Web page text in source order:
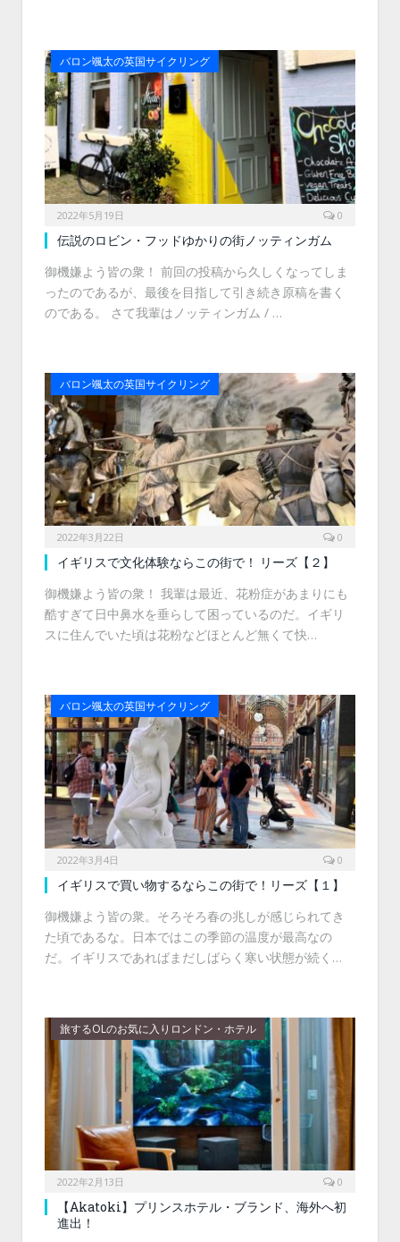
バロン颯太の英国サイクリング
2022年5月19日 0
伝説のロビン・フッドゆかりの街ノッティンガム
御機嫌よう皆の衆！ 前回の投稿から久しくなってしま
ったのであるが、最後を目指して引き続き原稿を書く
のである。 さて我輩はノッティンガム / …
バロン颯太の英国サイクリング
2022年3月22日 0
イギリスで文化体験ならこの街で！ リーズ【２】
御機嫌よう皆の衆！ 我輩は最近、花粉症があまりにも
酷すぎて日中鼻水を垂らして困っているのだ。イギリ
スに住んでいた頃は花粉などほとんど無くて快…
バロン颯太の英国サイクリング
2022年3月4日 0
イギリスで買い物するならこの街で！リーズ【１】
御機嫌よう皆の衆。そろそろ春の兆しが感じられてき
た頃であるな。日本ではこの季節の温度が最高なの
だ。イギリスであればまだしばらく寒い状態が続く…
旅するOLのお気に入りロンドン・ホテル
2022年2月13日 0
【Akatoki】プリンスホテル・ブランド、海外へ初
進出！